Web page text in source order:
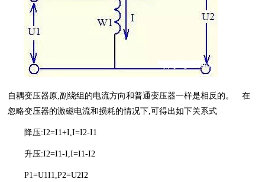
自耦变压器原,副绕组的电流方向和普通变压器一样是相反的。 在
忽略变压器的激磁电流和损耗的情况下,可得出如下关系式
降压:I2=I1+I,I=I2-I1
升压:I2=I1-I,I=I1-I2
P1=U1I1,P2=U2I2